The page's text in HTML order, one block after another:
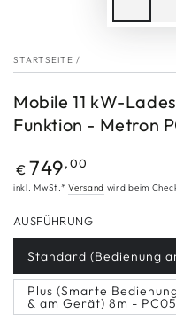
STARTSEITE /
Mobile 11 kW-
Funktion - Metron
Regulärer
Preis
€ 749,00
inkl. MwSt.*Versand wird beim
AUSFÜHRUNG
Standard (Bedienung
Plus (Smarte
& am Gerät) 8m -